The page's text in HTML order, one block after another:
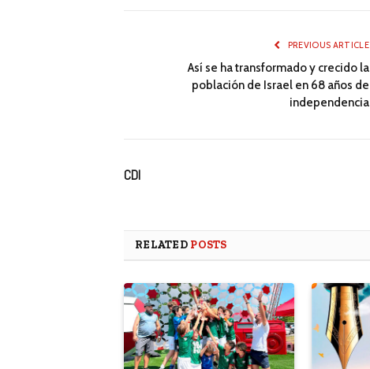
PREVIOUS ARTICLE
Así se ha transformado y crecido la
población de Israel en 68 años de
independencia
CDI
RELATED POSTS